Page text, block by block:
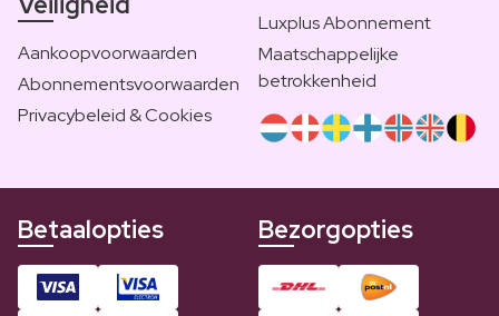
Aankoopvoorwaarden
Abonnementsvoorwaarden
Privacybeleid & Cookies
Luxplus Abonnement
Maatschappelijke
betrokkenheid
Betaalopties Bezorgopties